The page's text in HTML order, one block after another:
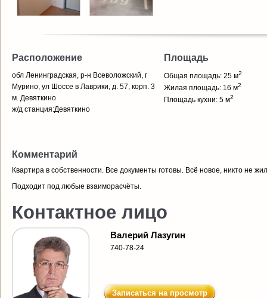
Расположение
обл Ленинградская, р-н Всеволожский, г
Мурино, ул Шоссе в Лаврики, д. 57, корп. 3
м. Девяткино
ж/д станция:Девяткино
Площадь
Общая площадь: 25 м2
Жилая площадь: 16 м2
Площадь кухни: 5 м2
Комментарий
Квартира в собственности. Все документы готовы. Всё новое, никто не
Подходит под любые взаиморасчёты.
Контактное лицо
Валерий Лазугин
740-78-24
Записаться на просмотр